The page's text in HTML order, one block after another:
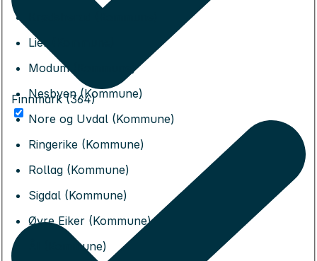
Lier (Kommune)
Modum (Kommune)
Nesbyen (Kommune)
Nore og Uvdal (Kommune)
Ringerike (Kommune)
Rollag (Kommune)
Sigdal (Kommune)
Øvre Eiker (Kommune)
Ål (Kommune)
Finnmark (364)